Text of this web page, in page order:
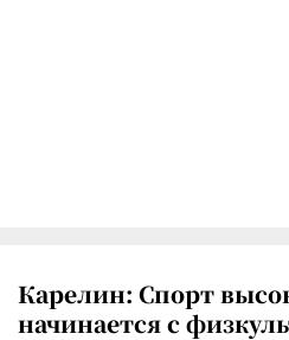
Карелин: Спорт
начинается с